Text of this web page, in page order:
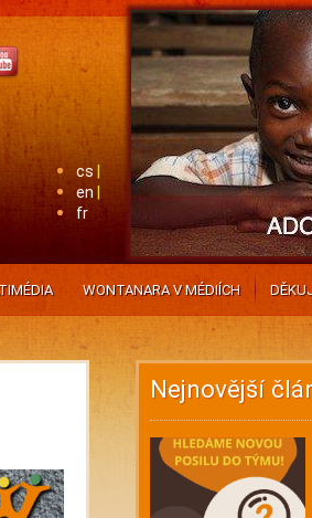
cs
en
fr
WONTANARA V MÉDIÍCH
Nejnovější